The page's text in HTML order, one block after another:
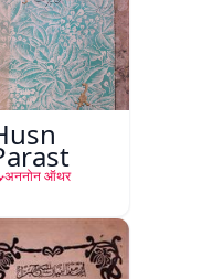
अननोन ऑथर